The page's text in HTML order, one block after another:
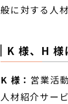
般に対する人
K 様、H 様
K 様： 営業活
人材紹介サー